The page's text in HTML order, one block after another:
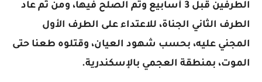
الطرفين قبل 3 أسابيع وتم الصلح فيها، ومن ثم عاد
الطرف الثاني الجناة، للاعتداء على الطرف الأول
المجني عليه، بحسب شهود العيان، وقتلوه طعنا حتى
الموت، بمنطقة العجمي بالإسكندرية.